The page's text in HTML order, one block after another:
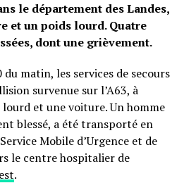
le département des Landes,
et un poids lourd. Quatre
dont une grièvement.
matin, les services de secours
survenue sur l’A63, à
et une voiture. Un homme
blessé, a été transporté en
Mobile d’Urgence et de
le centre hospitalier de
.